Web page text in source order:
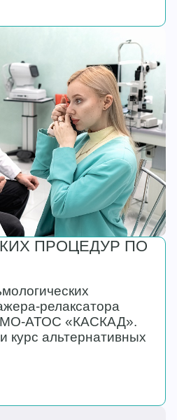
ПРОЦЕДУР ПО
релаксатора
АМО-АТОС «КАСКАД».
курс альтернативных